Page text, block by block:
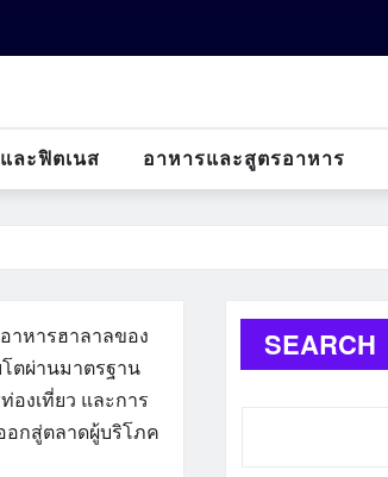
ละฟิตเนส อาหารและสูตรอาหาร
SEARCH